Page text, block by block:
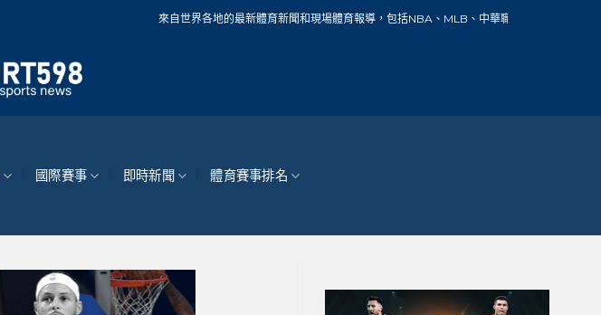
來自世界各地的最新體育新聞和現場體育報導，包括NBA、MLB、中華職棒、籃球、網球、足球、賽車、
國際賽事 即時新聞 體育賽事排名